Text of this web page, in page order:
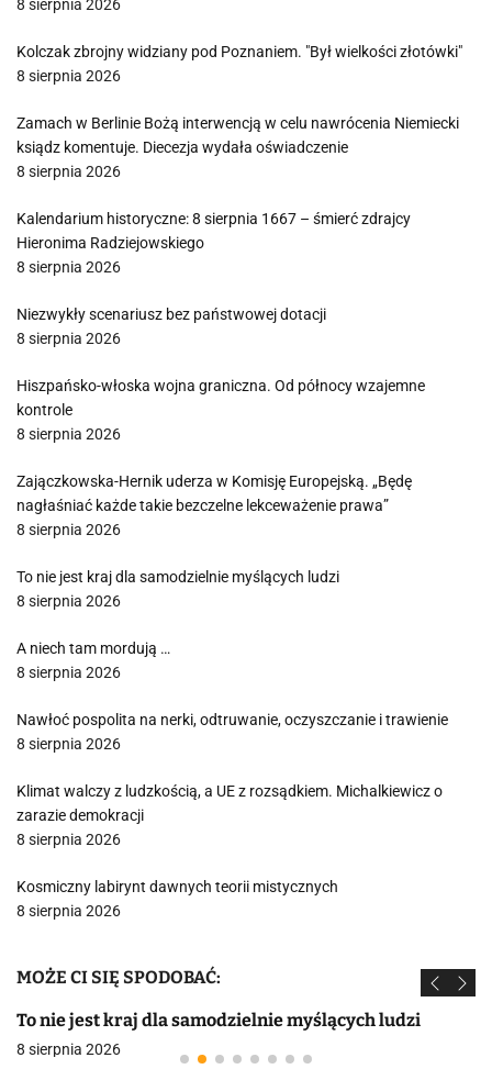
8 sierpnia 2026
Kolczak zbrojny widziany pod Poznaniem. "Był wielkości złotówki"
8 sierpnia 2026
Zamach w Berlinie Bożą interwencją w celu nawrócenia Niemiecki
ksiądz komentuje. Diecezja wydała oświadczenie
8 sierpnia 2026
Kalendarium historyczne: 8 sierpnia 1667 – śmierć zdrajcy
Hieronima Radziejowskiego
8 sierpnia 2026
Niezwykły scenariusz bez państwowej dotacji
8 sierpnia 2026
Hiszpańsko-włoska wojna graniczna. Od północy wzajemne
kontrole
8 sierpnia 2026
Zajączkowska-Hernik uderza w Komisję Europejską. „Będę
nagłaśniać każde takie bezczelne lekceważenie prawa”
8 sierpnia 2026
To nie jest kraj dla samodzielnie myślących ludzi
8 sierpnia 2026
A niech tam mordują …
8 sierpnia 2026
Nawłoć pospolita na nerki, odtruwanie, oczyszczanie i trawienie
8 sierpnia 2026
Klimat walczy z ludzkością, a UE z rozsądkiem. Michalkiewicz o
zarazie demokracji
8 sierpnia 2026
Kosmiczny labirynt dawnych teorii mistycznych
8 sierpnia 2026
MOŻE CI SIĘ SPODOBAĆ:
To nie jest kraj dla samodzielnie myślących ludzi
8 sierpnia 2026